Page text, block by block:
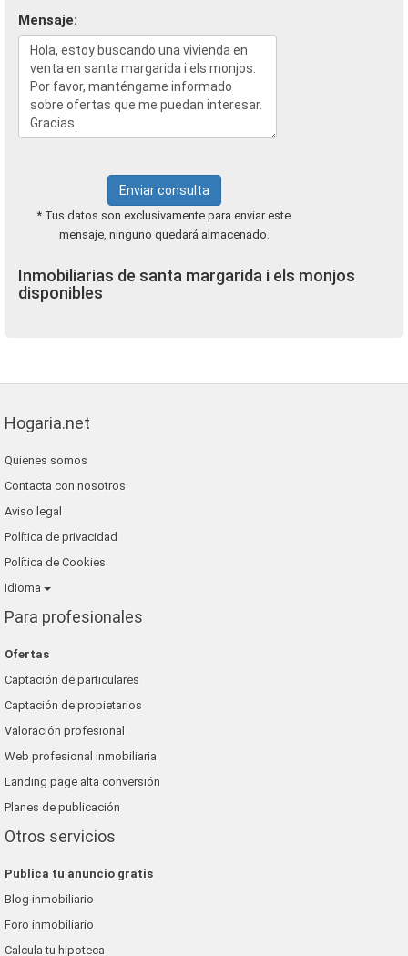
Mensaje:
Enviar consulta
* Tus datos son exclusivamente para enviar este
mensaje, ninguno quedará almacenado.
Inmobiliarias de santa margarida i els monjos
disponibles
Hogaria.net
Quienes somos
Contacta con nosotros
Aviso legal
Política de privacidad
Política de Cookies
Idioma
Para profesionales
Ofertas
Captación de particulares
Captación de propietarios
Valoración profesional
Web profesional inmobiliaria
Landing page alta conversión
Planes de publicación
Otros servicios
Publica tu anuncio gratis
Blog inmobiliario
Foro inmobiliario
Calcula tu hipoteca